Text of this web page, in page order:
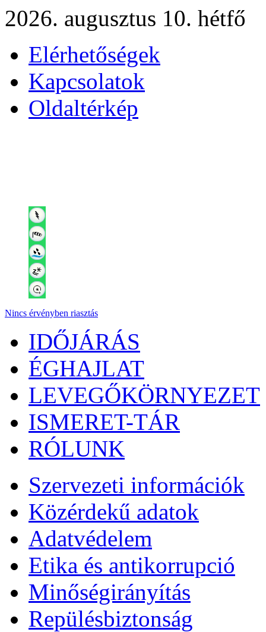
2026. augusztus 10. hétfő
Elérhetőségek
Kapcsolatok
Oldaltérkép
Nincs érvényben riasztás
IDŐJÁRÁS
ÉGHAJLAT
LEVEGŐKÖRNYEZET
ISMERET-TÁR
RÓLUNK
Szervezeti információk
Közérdekű adatok
Adatvédelem
Etika és antikorrupció
Minőségirányítás
Repülésbiztonság